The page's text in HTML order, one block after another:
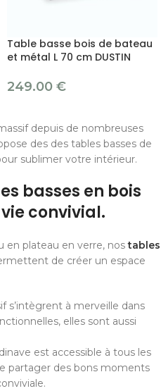
Table basse bois de bateau
et métal L 70 cm DUSTIN
249.00 €
depuis de nombreuses
des des tables basses de
sublimer votre intérieur.
basses en bois
convivial.
en plateau en verre, nostables
de créer un espace
s’intègrent à merveille dans
elles sont aussi
est accessible à tous les
partager des bons moments